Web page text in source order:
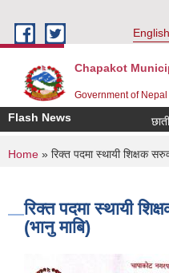
English
Chapakot
Government of Nepal
Flash News छाती
You are here
Home » रिक्त पदमा स्थायी शिक्षक
रिक्त पदमा स्थायी
(भानु माबि)